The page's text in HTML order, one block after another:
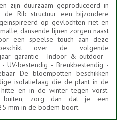
zijn duurzaam geproduceerd in
Rib structuur een bijzondere
op gevlochten riet en
dansende lijnen zorgen naast
een speelse touch aan deze
over de volgende
garantie - Indoor & outdoor -
UV-bestendig - Breukbestendig -
De bloempotten beschikken
isolatielaag die de plant in de
en in de winter tegen vorst.
buiten, zorg dan dat je een
mm in de bodem boort.